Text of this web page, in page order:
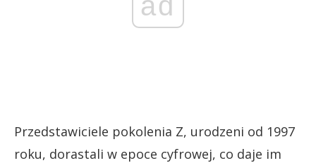
Przedstawiciele pokolenia Z, urodzeni od 1997
roku, dorastali w epoce cyfrowej, co daje im